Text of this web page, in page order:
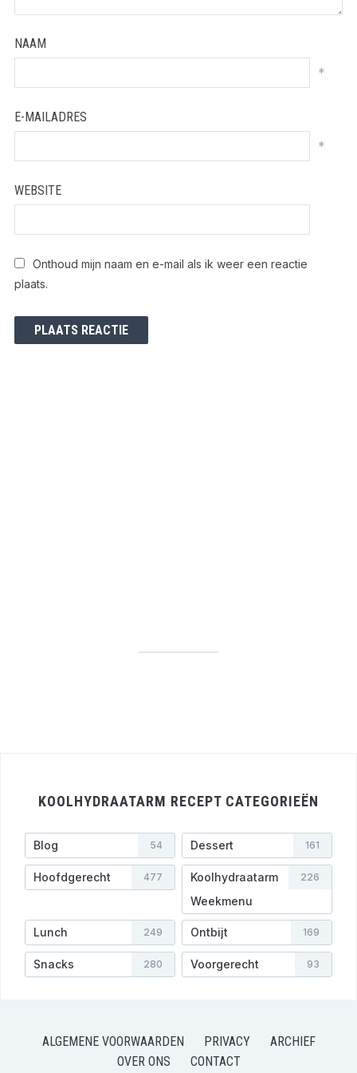
NAAM
*
E-MAILADRES
*
WEBSITE
Onthoud mijn naam en e-mail als ik weer een reactie
plaats.
KOOLHYDRAATARM RECEPT CATEGORIEËN
Blog 54 Dessert 161
Hoofdgerecht 477
Koolhydraatarm
Weekmenu
226
Lunch 249 Ontbijt 169
Snacks 280 Voorgerecht 93
ALGEMENE VOORWAARDEN PRIVACY
ARCHIEF
OVER ONS
CONTACT